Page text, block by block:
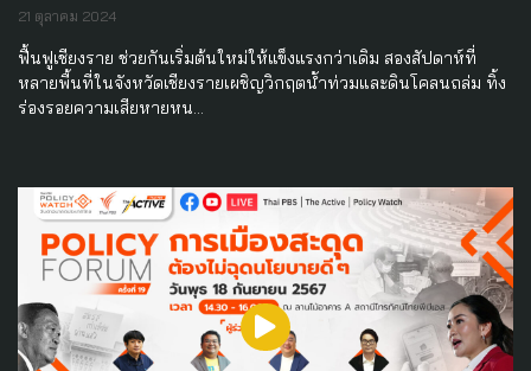
21 ตุลาคม 2024
ฟื้นฟูเชียงราย ช่วยกันเริ่มต้นใหม่ให้แข็งแรงกว่าเดิม สองสัปดาห์ที่
หลายพื้นที่ในจังหวัดเชียงรายเผชิญวิกฤตน้ำท่วมและดินโคลนถล่ม ทิ้ง
ร่องรอยความเสียหายหน…